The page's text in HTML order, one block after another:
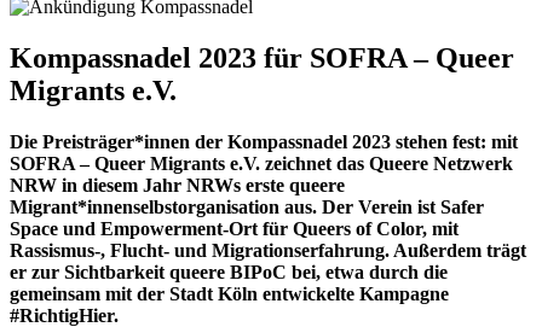
Kompassnadel 2023 für SOFRA – Queer
Migrants e.V.
Die Preisträger*innen der Kompassnadel 2023 stehen fest: mit
SOFRA – Queer Migrants e.V. zeichnet das Queere Netzwerk
NRW in diesem Jahr NRWs erste queere
Migrant*innenselbstorganisation aus. Der Verein ist Safer
Space und Empowerment-Ort für Queers of Color, mit
Rassismus-, Flucht- und Migrationserfahrung. Außerdem trägt
er zur Sichtbarkeit queere BIPoC bei, etwa durch die
gemeinsam mit der Stadt Köln entwickelte Kampagne
#RichtigHier.